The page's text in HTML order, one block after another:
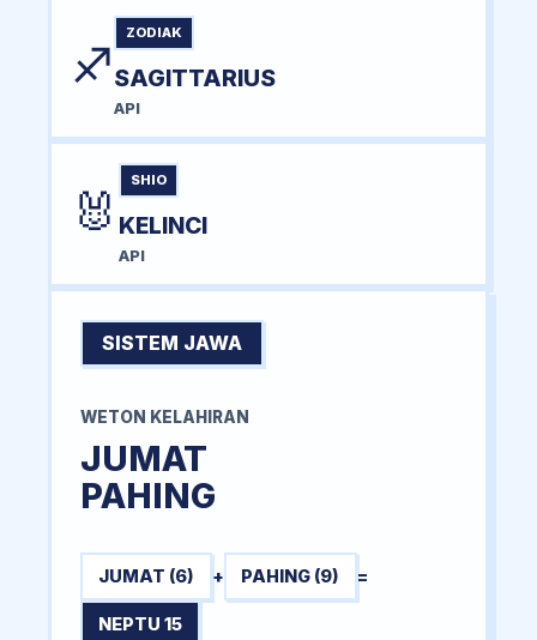
♐
ZODIAK
SAGITTARIUS
API
🐰
SHIO
KELINCI
API
SISTEM JAWA
WETON KELAHIRAN
JUMAT
PAHING
JUMAT (6) + PAHING (9) =
NEPTU 15